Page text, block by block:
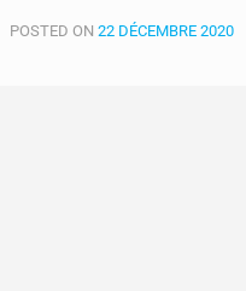
soldats
POSTED ON 22 DÉCEMBRE 2020